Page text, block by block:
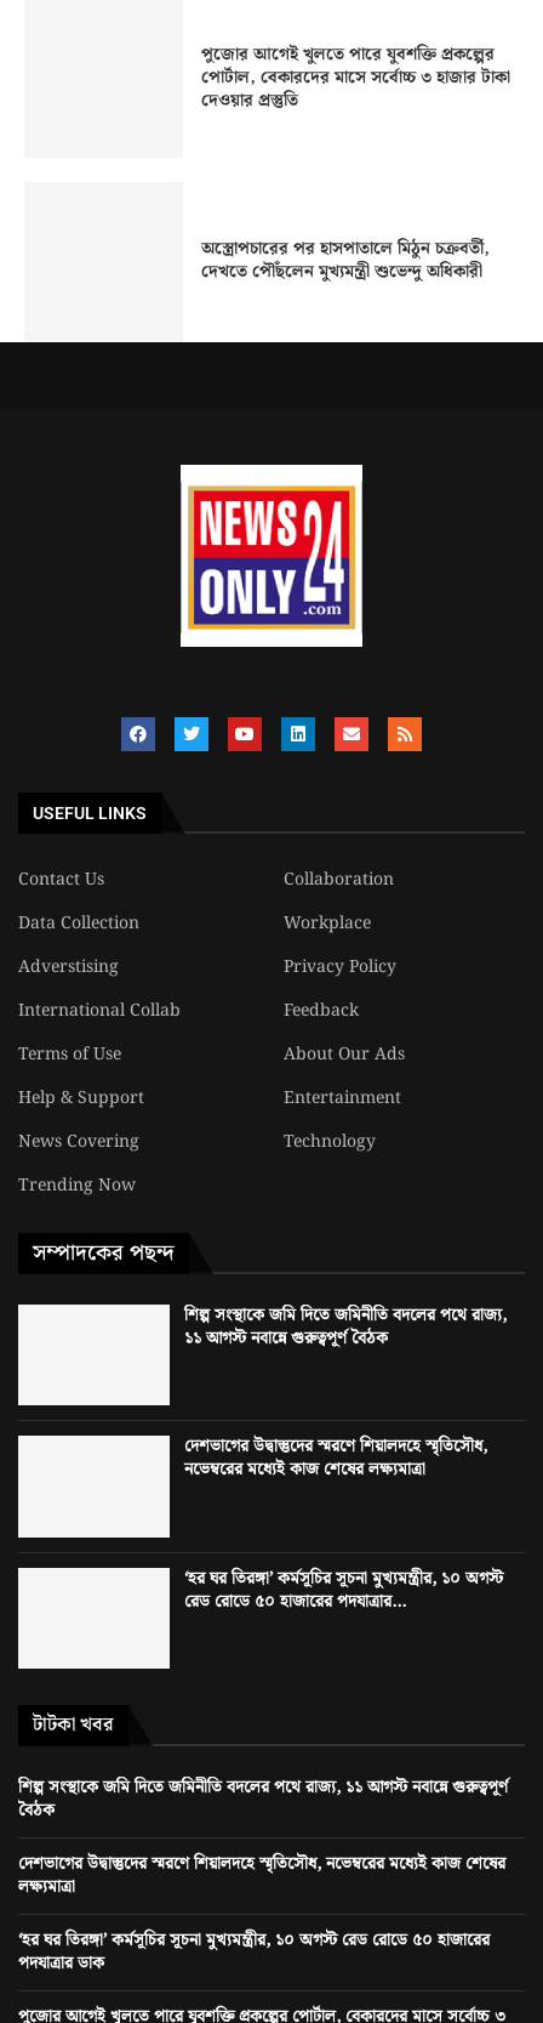
পুজোর আগেই খুলতে পারে যুবশক্তি প্রকল্পের
পোর্টাল, বেকারদের মাসে সর্বোচ্চ ৩ হাজার টাকা
দেওয়ার প্রস্তুতি
অস্ত্রোপচারের পর হাসপাতালে মিঠুন চক্রবর্তী,
দেখতে পৌঁছলেন মুখ্যমন্ত্রী শুভেন্দু অধিকারী
USEFUL LINKS
Contact Us
Collaboration
Data Collection
Workplace
Adverstising
Privacy Policy
International Collab
Feedback
Terms of Use
About Our Ads
Help & Support
Entertainment
News Covering
Technology
Trending Now
সম্পাদকের পছন্দ
শিল্প সংস্থাকে জমি দিতে জমিনীতি বদলের পথে রাজ্য,
১১ আগস্ট নবান্নে গুরুত্বপূর্ণ বৈঠক
দেশভাগের উদ্বাস্তুদের স্মরণে শিয়ালদহে স্মৃতিসৌধ,
নভেম্বরের মধ্যেই কাজ শেষের লক্ষ্যমাত্রা
‘হর ঘর তিরঙ্গা’ কর্মসূচির সূচনা মুখ্যমন্ত্রীর, ১০ অগস্ট
রেড রোডে ৫০ হাজারের পদযাত্রার...
টাটকা খবর
শিল্প সংস্থাকে জমি দিতে জমিনীতি বদলের পথে রাজ্য, ১১ আগস্ট নবান্নে গুরুত্বপূর্ণ
বৈঠক
দেশভাগের উদ্বাস্তুদের স্মরণে শিয়ালদহে স্মৃতিসৌধ, নভেম্বরের মধ্যেই কাজ শেষের
লক্ষ্যমাত্রা
‘হর ঘর তিরঙ্গা’ কর্মসূচির সূচনা মুখ্যমন্ত্রীর, ১০ অগস্ট রেড রোডে ৫০ হাজারের
পদযাত্রার ডাক
পুজোর আগেই খুলতে পারে যুবশক্তি প্রকল্পের পোর্টাল, বেকারদের মাসে সর্বোচ্চ ৩